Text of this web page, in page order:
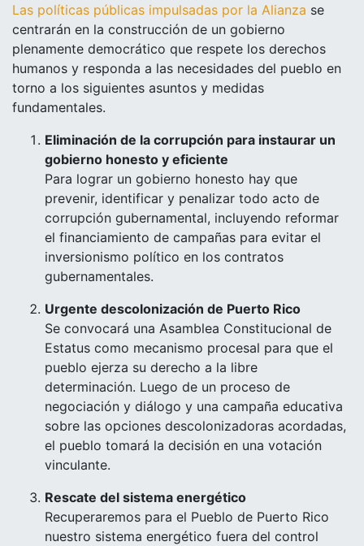
Las políticas públicas impulsadas por la Alianza se
centrarán en la construcción de un gobierno
plenamente democrático que respete los derechos
humanos y responda a las necesidades del pueblo en
torno a los siguientes asuntos y medidas
fundamentales.
Eliminación de la corrupción para instaurar un
gobierno honesto y eficiente
Para lograr un gobierno honesto hay que
prevenir, identificar y penalizar todo acto de
corrupción gubernamental, incluyendo reformar
el financiamiento de campañas para evitar el
inversionismo político en los contratos
gubernamentales.
Urgente descolonización de Puerto Rico
Se convocará una Asamblea Constitucional de
Estatus como mecanismo procesal para que el
pueblo ejerza su derecho a la libre
determinación. Luego de un proceso de
negociación y diálogo y una campaña educativa
sobre las opciones descolonizadoras acordadas,
el pueblo tomará la decisión en una votación
vinculante.
Rescate del sistema energético
Recuperaremos para el Pueblo de Puerto Rico
nuestro sistema energético fuera del control